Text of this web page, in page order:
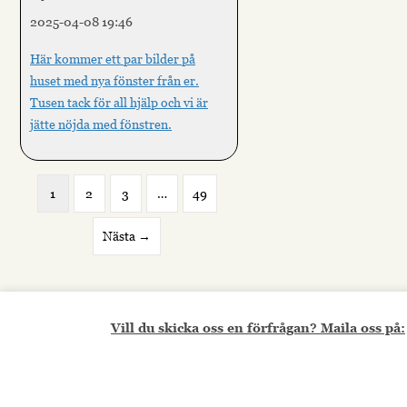
2025-04-08 19:46
​Här kommer ett par bilder på
huset med nya fönster från er.
Tusen tack för all hjälp och vi är
jätte nöjda med fönstren.
1 2 3 … 49
Nästa →
Vill du skicka oss en förfrågan? Maila oss på:
Nödvändiga
Nödvändiga
cookies är
avgörande för
webbplatsens
på det avsedda
sättet utan
cookies lagrar
uppgifter.